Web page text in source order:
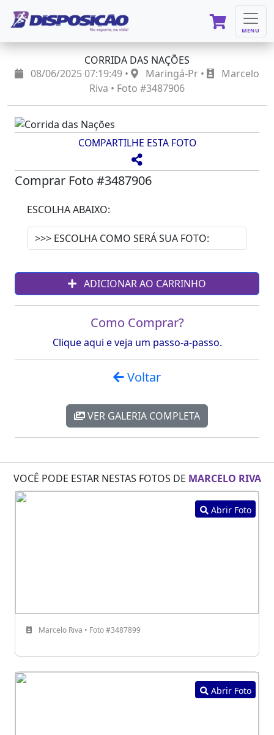
MENU
CORRIDA DAS NAÇÕES
08/06/2025 07:19:49 •
Maringá-Pr •
Marcelo
Riva • Foto #3487906
COMPARTILHE ESTA FOTO
Comprar Foto #3487906
ESCOLHA ABAIXO:
ADICIONAR AO CARRINHO
Como Comprar?
Clique aqui e veja um passo-a-passo.
Voltar
VER GALERIA COMPLETA
VOCÊ PODE ESTAR NESTAS FOTOS DE MARCELO RIVA
Abrir Foto
Marcelo Riva • Foto #3487899
Abrir Foto